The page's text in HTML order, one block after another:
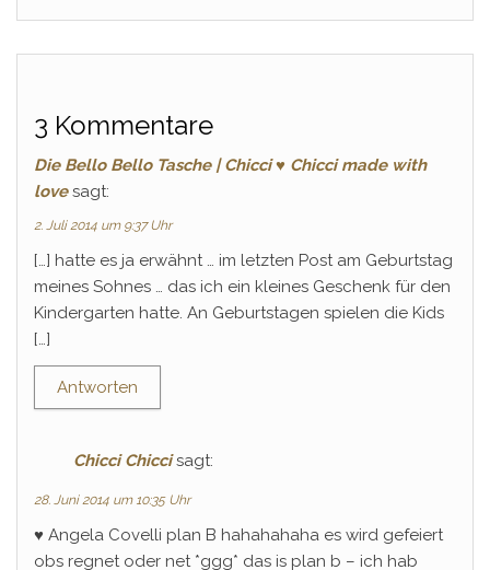
3 Kommentare
Die Bello Bello Tasche | Chicci ♥ Chicci made with
love sagt:
2. Juli 2014 um 9:37 Uhr
[…] hatte es ja erwähnt … im letzten Post am Geburtstag
meines Sohnes … das ich ein kleines Geschenk für den
Kindergarten hatte. An Geburtstagen spielen die Kids
[…]
Antworten
Chicci Chicci sagt:
28. Juni 2014 um 10:35 Uhr
♥ Angela Covelli plan B hahahahaha es wird gefeiert
obs regnet oder net *ggg* das is plan b – ich hab